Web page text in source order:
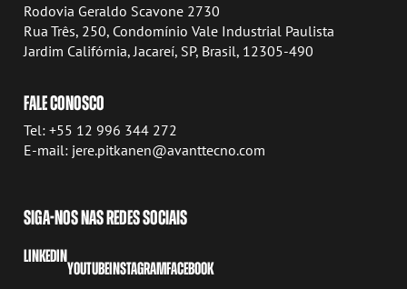
Rodovia Geraldo Scavone 2730
Rua Três, 250, Condomínio Vale Industrial Paulista
Jardim Califórnia, Jacareí, SP, Brasil, 12305-490
FALE CONOSCO
Tel: +55 12 996 344 272
E-mail: jere.pitkanen@avanttecno.com
SIGA-NOS NAS REDES SOCIAIS
LINKEDIN
YOUTUBEINSTAGRAMFACEBOOK